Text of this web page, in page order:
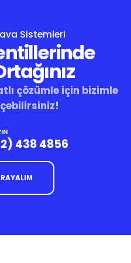
Sistemleri
çözümle için bizimle
438 4856